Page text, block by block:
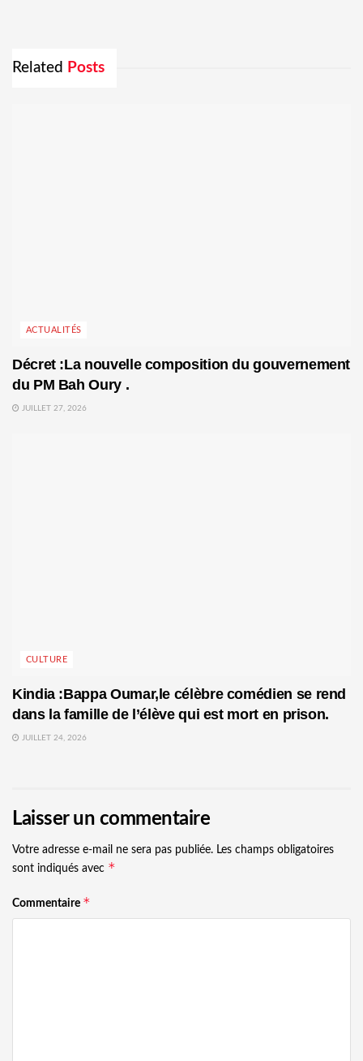
Related Posts
ACTUALITÉS
Décret :La nouvelle composition du gouvernement
du PM Bah Oury .
JUILLET 27, 2026
CULTURE
Kindia :Bappa Oumar,le célèbre comédien se rend
dans la famille de l’élève qui est mort en prison.
JUILLET 24, 2026
Laisser un commentaire
Votre adresse e-mail ne sera pas publiée. Les champs obligatoires
sont indiqués avec *
Commentaire *